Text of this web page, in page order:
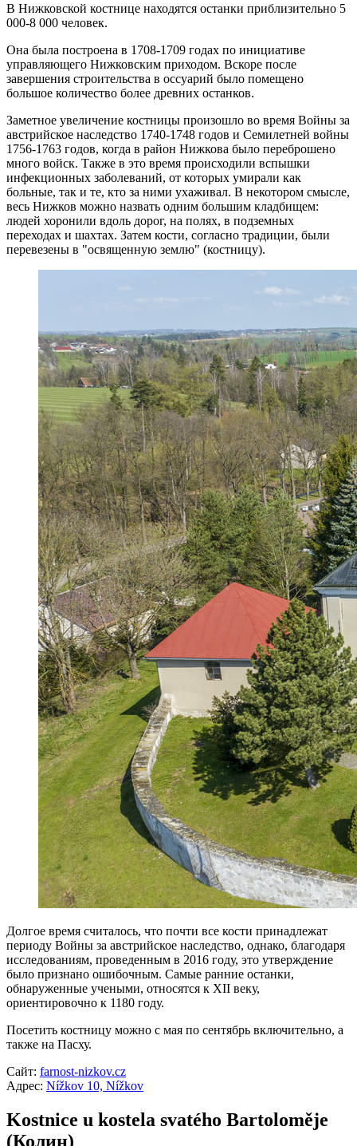
В Нижковской костнице находятся останки приблизительно 5
000-8 000 человек.
Она была построена в 1708-1709 годах по инициативе
управляющего Нижковским приходом. Вскоре после
завершения строительства в оссуарий было помещено
большое количество более древних останков.
Заметное увеличение костницы произошло во время Войны за
австрийское наследство 1740-1748 годов и Семилетней войны
1756-1763 годов, когда в район Нижкова было переброшено
много войск. Также в это время происходили вспышки
инфекционных заболеваний, от которых умирали как
больные, так и те, кто за ними ухаживал. В некотором смысле,
весь Нижков можно назвать одним большим кладбищем:
людей хоронили вдоль дорог, на полях, в подземных
переходах и шахтах. Затем кости, согласно традиции, были
перевезены в "освященную землю" (костницу).
Долгое время считалось, что почти все кости принадлежат
периоду Войны за австрийское наследство, однако, благодаря
исследованиям, проведенным в 2016 году, это утверждение
было признано ошибочным. Самые ранние останки,
обнаруженные учеными, относятся к XII веку,
ориентировочно к 1180 году.
Посетить костницу можно с мая по сентябрь включительно, а
также на Пасху.
Сайт: farnost-nizkov.cz
Адрес: Nížkov 10, Nížkov
Kostnice u kostela svatého Bartoloměje
(Колин)